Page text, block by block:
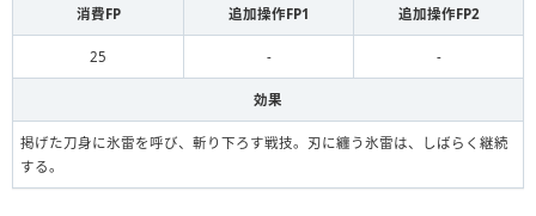
消費FP 追加操作FP1 追加操作FP2
25 - -
効果
掲げた刀身に氷雷を呼び、斬り下ろす戦技。刃に纏う氷雷は、しばらく継続
する。